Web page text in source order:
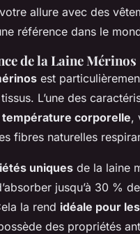
allure avec des
référence dans le
de la Laine Mérinos
est
tissus. L’une des
température corporelle,
fibres naturelles
uniques de la laine
jusqu’à 30 %
la rend idéale pour
des propriétés